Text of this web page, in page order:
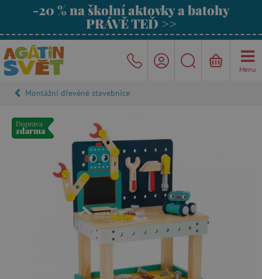
-20 % na školní aktovky a batohy
PRÁVĚ TEĎ >>
Menu
Montážní dřevěné stavebnice
Doprava
zdarma